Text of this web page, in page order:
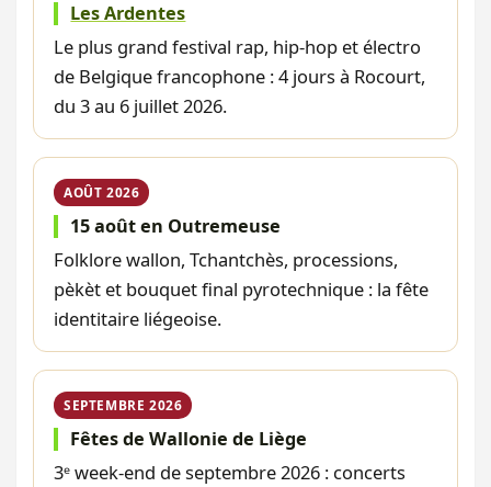
Les Ardentes
Le plus grand festival rap, hip-hop et électro
de Belgique francophone : 4 jours à Rocourt,
du 3 au 6 juillet 2026.
AOÛT 2026
15 août en Outremeuse
Folklore wallon, Tchantchès, processions,
pèkèt et bouquet final pyrotechnique : la fête
identitaire liégeoise.
SEPTEMBRE 2026
Fêtes de Wallonie de Liège
3ᵉ week-end de septembre 2026 : concerts